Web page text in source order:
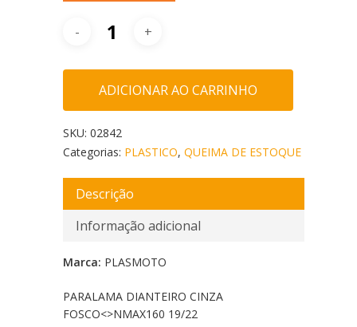
ADICIONAR AO CARRINHO
SKU: 02842
Categorias: PLASTICO, QUEIMA DE ESTOQUE
Descrição
Informação adicional
Marca: PLASMOTO
PARALAMA DIANTEIRO CINZA
FOSCO<>NMAX160 19/22